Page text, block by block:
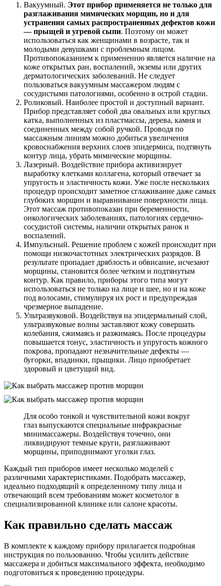
Вакуумный. Этот прибор применяется не только для
разглаживания мимических морщин, но и для
устранения самых распространенных дефектов кожи
— прыщей и угревой сыпи. Поэтому он может
использоваться как женщинами в возрасте, так и
молодыми девушками с проблемным лицом.
Противопоказанием к применению является наличие на
коже открытых ран, воспалений, экземы или других
дерматологических заболеваний. Не следует
пользоваться вакуумным массажером людям с
сосудистыми патологиями, особенно в острой стадии.
Роликовый. Наиболее простой и доступный вариант.
Прибор представляет собой два овальных или круглых
катка, выполненных из пластмассы, дерева, камня и
соединенных между собой ручкой. Проводя по
массажным линиям можно добиться увеличения
кровоснабжения верхних слоев эпидермиса, подтянуть
контур лица, убрать мимические морщины.
Лазерный. Воздействие прибора активизирует
выработку клетками коллагена, который отвечает за
упругость и эластичность кожи. Уже после нескольких
процедур происходит заметное сглаживание даже самых
глубоких морщин и выравнивание поверхности лица.
Этот массаж противопоказан при беременности,
онкологических заболеваниях, патологиях сердечно-
сосудистой системы, наличии открытых ранок и
воспалений.
Импульсный. Решение проблем с кожей происходит при
помощи низкочастотных электрических разрядов. В
результате пропадает дряблость и обвисание, исчезают
морщины, становится более четким и подтянутым
контур. Как правило, приборы этого типа могут
использоваться не только на лице и шее, но и на коже
под волосами, стимулируя их рост и предупреждая
чрезмерное выпадение.
Ультразвуковой. Воздействуя на эпидермальный слой,
ультразвуковые волны заставляют кожу совершать
колебания, сжимаясь и разжимаясь. После процедуры
повышается тонус, эластичность и упругость кожного
покрова, пропадают незначительные дефекты —
бугорки, впадинки, прыщики. Лицо приобретает
здоровый и цветущий вид.
Для особо тонкой и чувствительной кожи вокруг
глаз выпускаются специальные инфракрасные
минимассажеры. Воздействуя точечно, они
ликвидируют темные круги, разглаживают
морщины, приподнимают уголки глаз.
Каждый тип приборов имеет несколько моделей с
различными характеристиками. Подобрать массажер,
идеально подходящий к определенному типу лица и
отвечающий всем требованиям может косметолог в
специализированной клинике или салоне красоты.
Как правильно сделать массаж
В комплекте к каждому прибору прилагается подробная
инструкция по пользованию. Чтобы усилить действие
массажера и добиться максимального эффекта, необходимо
подготовиться к проведению процедуры.